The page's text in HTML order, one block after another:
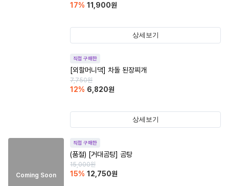
17% 11,900원
상세보기
직접 구매한
[외할머니댁] 차돌 된장찌개
7,750원
12% 6,820원
상세보기
Coming Soon
직접 구매한
(품절) [거대곰탕] 곰탕
15,000원
15% 12,750원